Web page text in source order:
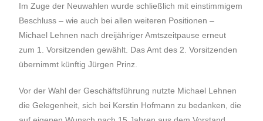
Im Zuge der Neuwahlen wurde schließlich mit einstimmigem
Beschluss – wie auch bei allen weiteren Positionen –
Michael Lehnen nach dreijähriger Amtszeitpause erneut
zum 1. Vorsitzenden gewählt. Das Amt des 2. Vorsitzenden
übernimmt künftig Jürgen Prinz.
Vor der Wahl der Geschäftsführung nutzte Michael Lehnen
die Gelegenheit, sich bei Kerstin Hofmann zu bedanken, die